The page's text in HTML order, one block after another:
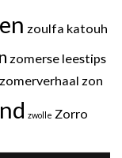
zoulfa katouh
zomerse leestips
zomerverhaal zon
zwolle Zorro